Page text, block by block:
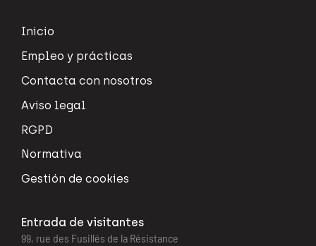
Inicio
Empleo y prácticas
Contacta con nosotros
Aviso legal
RGPD
Normativa
Gestión de cookies
Entrada de visitantes
99, rue des Fusillés de la Résistance